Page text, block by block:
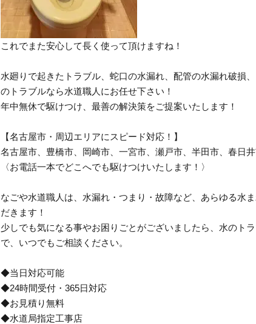
これでまた安心して長く使って頂けますね！
水廻りで起きたトラブル、蛇口の水漏れ、配管の水漏れ破損
のトラブルなら水道職人にお任せ下さい！
年中無休で駆けつけ、最善の解決策をご提案いたします！
【名古屋市・周辺エリアにスピード対応！】
名古屋市、豊橋市、岡崎市、一宮市、瀬戸市、半田市、春日
〈お電話一本でどこへでも駆けつけいたします！〉
なごや水道職人は、水漏れ・つまり・故障など、あらゆる水
だきます！
少しでも気になる事やお困りごとがございましたら、水のト
で、いつでもご相談ください。
◆当日対応可能
◆24時間受付・365日対応
◆お見積り無料
◆水道局指定工事店